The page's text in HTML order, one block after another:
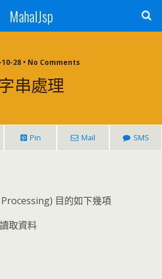
MahalJsp
10-28 • No Comments
串處理
Pin Mail SMS
目的如下幾項
取資料